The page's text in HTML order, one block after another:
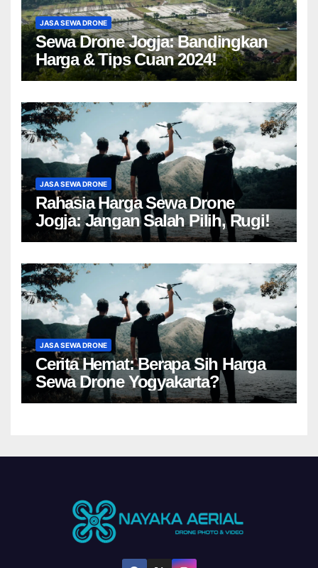
JASA SEWA DRONE
Sewa Drone Jogja: Bandingkan
Harga & Tips Cuan 2024!
JASA SEWA DRONE
Rahasia Harga Sewa Drone
Jogja: Jangan Salah Pilih, Rugi!
JASA SEWA DRONE
Cerita Hemat: Berapa Sih Harga
Sewa Drone Yogyakarta?